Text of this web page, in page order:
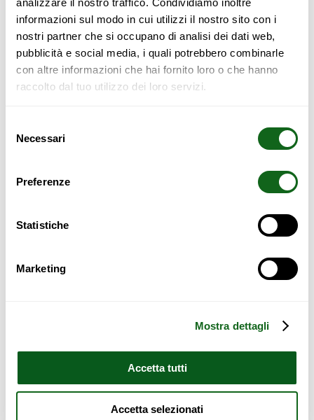
informazioni sul modo in cui utilizzi il nostro sito con i
nostri partner che si occupano di analisi dei dati web,
pubblicità e social media, i quali potrebbero combinarle
con altre informazioni che hai fornito loro o che hanno
raccolto dal tuo utilizzo dei loro servizi.
delNecessari
Preferenze
Statistiche
Marketing
Mostra dettagli
Accetta tutti
Accetta selezionati
Prodotto su misura
SCOPRI TUTTE LE SOLUZIONI
Vai su SpazioBed
Spedizione Dedicata Istruzioni di Montaggio
SpazioBed Young Base – soluzione per
cameretta con 5 cassetti, armadio a 2
Colore legno naturale e bianco.